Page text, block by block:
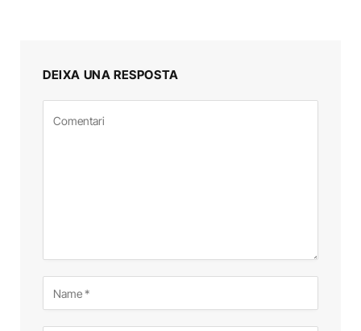
DEIXA UNA RESPOSTA